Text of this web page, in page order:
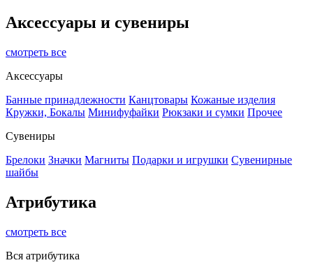
Аксессуары и сувениры
смотреть все
Аксессуары
Банные принадлежности Канцтовары Кожаные изделия
Кружки, Бокалы Минифуфайки Рюкзаки и сумки Прочее
Сувениры
Брелоки Значки Магниты Подарки и игрушки Сувенирные
шайбы
Атрибутика
смотреть все
Вся атрибутика